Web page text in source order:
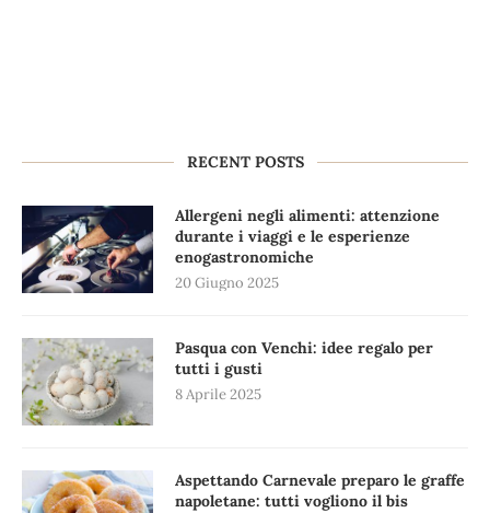
RECENT POSTS
Allergeni negli alimenti: attenzione
durante i viaggi e le esperienze
enogastronomiche
20 Giugno 2025
Pasqua con Venchi: idee regalo per
tutti i gusti
8 Aprile 2025
Aspettando Carnevale preparo le graffe
napoletane: tutti vogliono il bis